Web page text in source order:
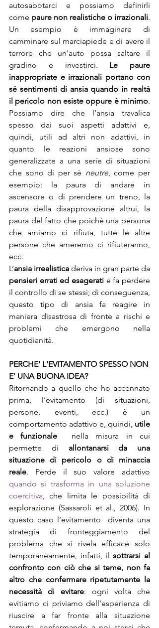
autosabotarci e possiamo definirli
come paure non realistiche o irrazionali.
Un esempio è immaginare di
camminare sul marciapiede e di avere il
terrore che un’auto possa saltare il
gradino e investirci. Le paure
inappropriate e irrazionali portano con
sé sentimenti di ansia quando in realtà
il pericolo non esiste oppure è minimo.
Possiamo dire che l’ansia travalica
spesso dai suoi aspetti adattivi e,
quindi, utili ad altri non adattivi, in
quanto le reazioni ansiose sono
generalizzate a una serie di situazioni
che sono di per sè neutre, come per
esempio: la paura di andare in
ascensore o di prendere un treno, la
paura della disapprovazione altrui, la
paura del fatto che poiché una persona
che amiamo ci rifiuta, tutte le altre
persone che ameremo ci rifiuteranno,
ecc.
L’ansia irrealistica
pensieri errati ed esagerati e fa perdere
il controllo di se stessi; di conseguenza,
questo tipo di ansia fa reagire in
maniera disastrosa di fronte a rischi e
problemi che emergono nella
quotidianità.
PERCHE' L'EVITAMENTO SPESSO NON
E' UNA BUONA IDEA?
Ritornando a quello che ho accennato
prima, l’evitamento (di situazioni,
persone, eventi, ecc.) è un
comportamento adattivo e, quindi, utile
e funzionale
  nella misura in cui
permette di allontanarsi da una
situazione di pericolo o di minaccia
reale
quando si trasforma in una soluzione
coercitiva, che limita le possibilità di
esplorazione (Sassaroli et al., 2006). In
questo caso l’evitamento  diventa una
strategia di fronteggiamento del
problema che si rivela efficace solo
temporaneamente, infatti, il sottrarsi al
confronto con ciò che si teme, non fa
altro che confermare ripetutamente la
necessità di evitare: ogni volta che
evitiamo ci priviamo dell’esperienza di
riuscire a far fronte alla situazione